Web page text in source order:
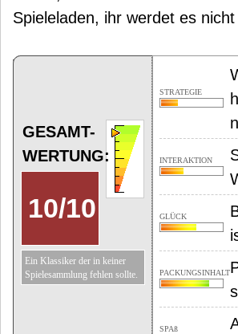
Spieleladen, ihr werdet es
STRATEGIE
INTERAKTION
GLÜCK
PACKUNGSINHALT
SPAß
GESAMT-
WERTUNG:
10/10
Ein Klassiker der in keiner
Spielesammlung fehlen sollte.